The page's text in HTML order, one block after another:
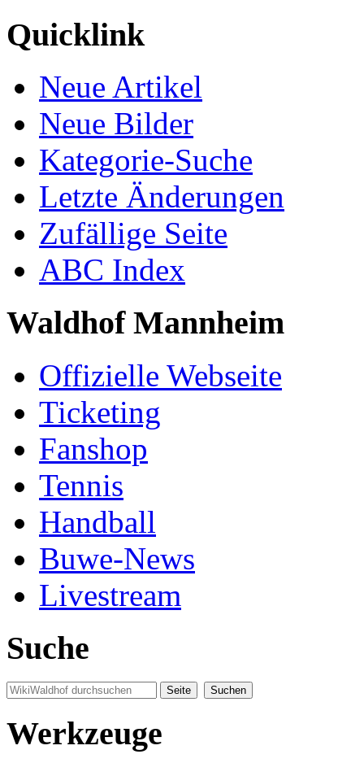
Quicklink
Neue Artikel
Neue Bilder
Kategorie-Suche
Letzte Änderungen
Zufällige Seite
ABC Index
Waldhof Mannheim
Offizielle Webseite
Ticketing
Fanshop
Tennis
Handball
Buwe-News
Livestream
Suche
Werkzeuge